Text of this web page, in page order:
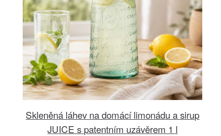
Skleněná láhev na domácí limonádu a sirup
JUICE s patentním uzávěrem 1 l